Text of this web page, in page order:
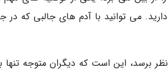
دارید. می توانید با آدم های جالبی که
برسد، این است که دیگران متوجه تنها